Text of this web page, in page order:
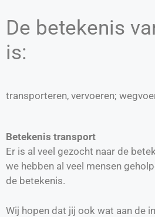
De betekenis
is:
transporteren, vervoeren;
Betekenis transport
Er is al veel gezocht naar de
we hebben al veel mensen
de betekenis.
Wij hopen dat jij ook wat aan de